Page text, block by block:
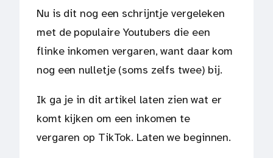
Nu is dit nog een schrijntje vergeleken
met de populaire Youtubers die een
flinke inkomen vergaren, want daar kom
nog een nulletje (soms zelfs twee) bij.
Ik ga je in dit artikel laten zien wat er
komt kijken om een inkomen te
vergaren op TikTok. Laten we beginnen.